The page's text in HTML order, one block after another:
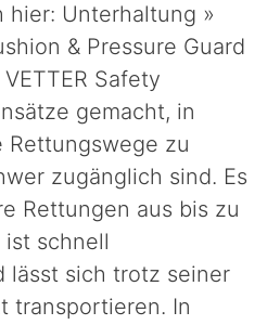
hier: Unterhaltung »
& Pressure Guard
Safety
gemacht, in
Rettungswege zu
zugänglich sind. Es
Rettungen aus bis zu
schnell
lässt sich trotz seiner
transportieren. In